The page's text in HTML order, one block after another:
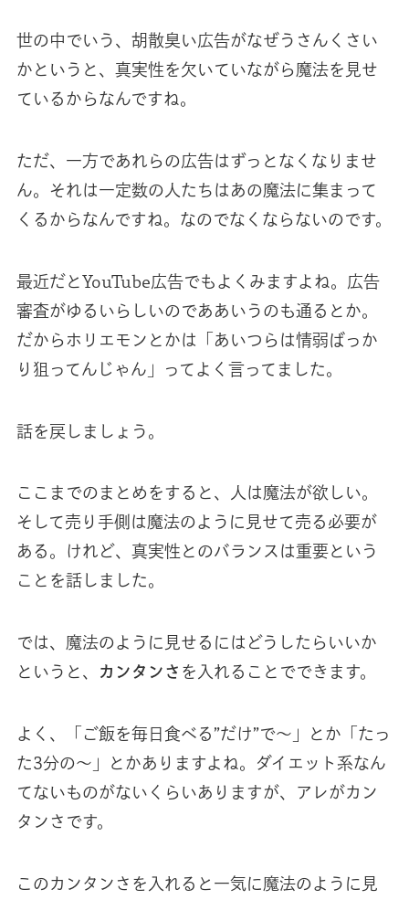
世の中でいう、胡散臭い広告がなぜうさんくさい
かというと、真実性を欠いていながら魔法を見せ
ているからなんですね。
ただ、一方であれらの広告はずっとなくなりませ
ん。それは一定数の人たちはあの魔法に集まって
くるからなんですね。なのでなくならないのです。
最近だとYouTube広告でもよくみますよね。広告
審査がゆるいらしいのでああいうのも通るとか。
だからホリエモンとかは「あいつらは情弱ばっか
り狙ってんじゃん」ってよく言ってました。
話を戻しましょう。
ここまでのまとめをすると、人は魔法が欲しい。
そして売り手側は魔法のように見せて売る必要が
ある。けれど、真実性とのバランスは重要という
ことを話しました。
では、魔法のように見せるにはどうしたらいいか
というと、
カンタンさ を入れることでできます。
よく、「ご飯を毎日食べる”だけ”で〜」とか「たっ
た3分の〜」とかありますよね。ダイエット系なん
てないものがないくらいありますが、アレがカン
タンさです。
このカンタンさを入れると一気に魔法のように見